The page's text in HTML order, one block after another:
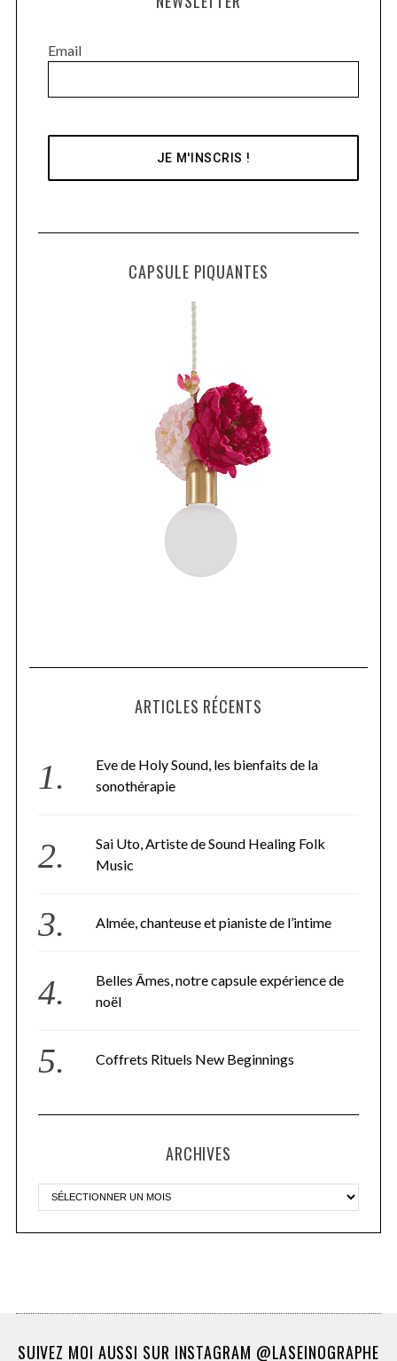
Email
CAPSULE PIQUANTES
ARTICLES RÉCENTS
Eve de Holy Sound, les bienfaits de la
sonothérapie
Sai Uto, Artiste de Sound Healing Folk
Music
Almée, chanteuse et pianiste de l’intime
Belles Âmes, notre capsule expérience de
noël
Coffrets Rituels New Beginnings
ARCHIVES
SUIVEZ MOI AUSSI SUR INSTAGRAM @LASEINOGRAPHE